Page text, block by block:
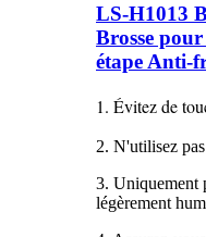
LS-H1013
Brosse pour
étape Anti-
1. Évitez de
2. N'utilisez
3. Uniquement
légèrement